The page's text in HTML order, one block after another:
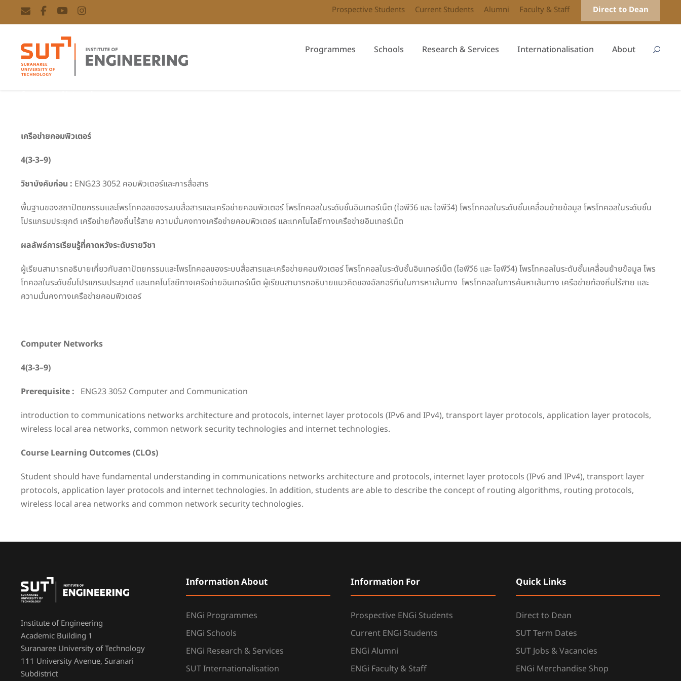
Prospective Students Current Students Alumni Faculty & Staff Direct to Dean
Programmes Schools Research & Services Internationalisation About
เครือข่ายคอมพิวเตอร์
4(3-3–9)
วิชาบังคับก่อน : ENG23 3052 คอมพิวเตอร์และการสื่อสาร
พื้นฐานของสถาปัตยกรรมและโพรโทคอลของระบบสื่อสารและเครือข่ายคอมพิวเตอร์ โพรโทคอลในระดับชั้นอินเทอร์เน็ต (ไอพีวี6 และ ไอพีวี4) โพรโทคอลในระดับชั้นเคลื่อนย้ายข้อมูล โพรโทคอลในระดับชั้น
โปรแกรมประยุกต์ เครือข่ายท้องถิ่นไร้สาย ความมั่นคงทางเครือข่ายคอมพิวเตอร์ และเทคโนโลยีทางเครือข่ายอินเทอร์เน็ต
ผลลัพธ์การเรียนรู้ที่คาดหวังระดับรายวิชา
ผู้เรียนสามารถอธิบายเกี่ยวกับสถาปัตยกรรมและโพรโทคอลของระบบสื่อสารและเครือข่ายคอมพิวเตอร์ โพรโทคอลในระดับชั้นอินเทอร์เน็ต (ไอพีวี6 และ ไอพีวี4) โพรโทคอลในระดับชั้นเคลื่อนย้ายข้อมูล โพร
โทคอลในระดับชั้นโปรแกรมประยุกต์ และเทคโนโลยีทางเครือข่ายอินเทอร์เน็ต ผู้เรียนสามารถอธิบายแนวคิดของอัลกอริทึมในการหาเส้นทาง โพรโทคอลในการค้นหาเส้นทาง เครือข่ายท้องถิ่นไร้สาย และ
ความมั่นคงทางเครือข่ายคอมพิวเตอร์
Computer Networks
4(3-3–9)
Prerequisite : ENG23 3052 Computer and Communication
introduction to communications networks architecture and protocols, internet layer protocols (IPv6 and IPv4), transport layer protocols, application layer protocols,
wireless local area networks, common network security technologies and internet technologies.
Course Learning Outcomes (CLOs)
Student should have fundamental understanding in communications networks architecture and protocols, internet layer protocols (IPv6 and IPv4), transport layer
protocols, application layer protocols and internet technologies. In addition, students are able to describe the concept of routing algorithms, routing protocols,
wireless local area networks and common network security technologies.
Institute of Engineering
Academic Building 1
Suranaree University of Technology
111 University Avenue, Suranari
Subdistrict
Information About
ENGi Programmes
ENGi Schools
ENGi Research & Services
SUT Internationalisation
Information For
Prospective ENGi Students
Current ENGi Students
ENGi Alumni
ENGi Faculty & Staff
Quick Links
Direct to Dean
SUT Term Dates
SUT Jobs & Vacancies
ENGi Merchandise Shop